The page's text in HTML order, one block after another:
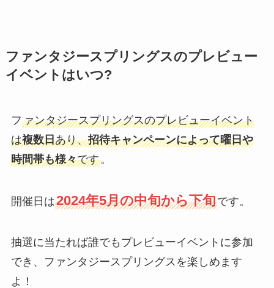
ファンタジースプリングスのプレビュー
イベントはいつ?
ファンタジースプリングスのプレビューイベント
は複数日あり、招待キャンペーンによって曜日や
時間帯も様々です。
開催日は2024年5月の中旬から下旬です。
抽選に当たれば誰でもプレビューイベントに参加
でき、ファンタジースプリングスを楽しめます
よ！